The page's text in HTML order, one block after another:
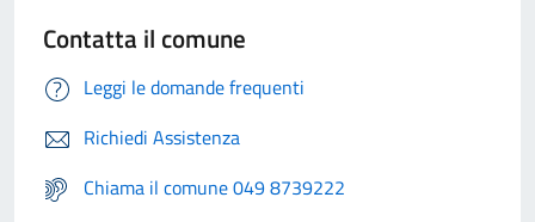
Contatta il comune
Leggi le domande frequenti
Richiedi Assistenza
Chiama il comune 049 8739222